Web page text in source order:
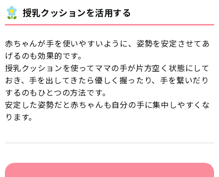
授乳クッションを活用する
赤ちゃんが手を使いやすいように、姿勢を安定させてあ
げるのも効果的です。
授乳クッションを使ってママの手が片方空く状態にして
おき、手を出してきたら優しく握ったり、手を繋いだり
するのもひとつの方法です。
安定した姿勢だと赤ちゃんも自分の手に集中しやすくな
ります。